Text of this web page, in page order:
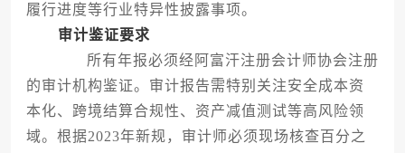
履行进度等行业特异性披露事项。
审计鉴证要求
所有年报必须经阿富汗注册会计师协会注册
的审计机构鉴证。审计报告需特别关注安全成本资
本化、跨境结算合规性、资产减值测试等高风险领
域。根据2023年新规，审计师必须现场核查百分之